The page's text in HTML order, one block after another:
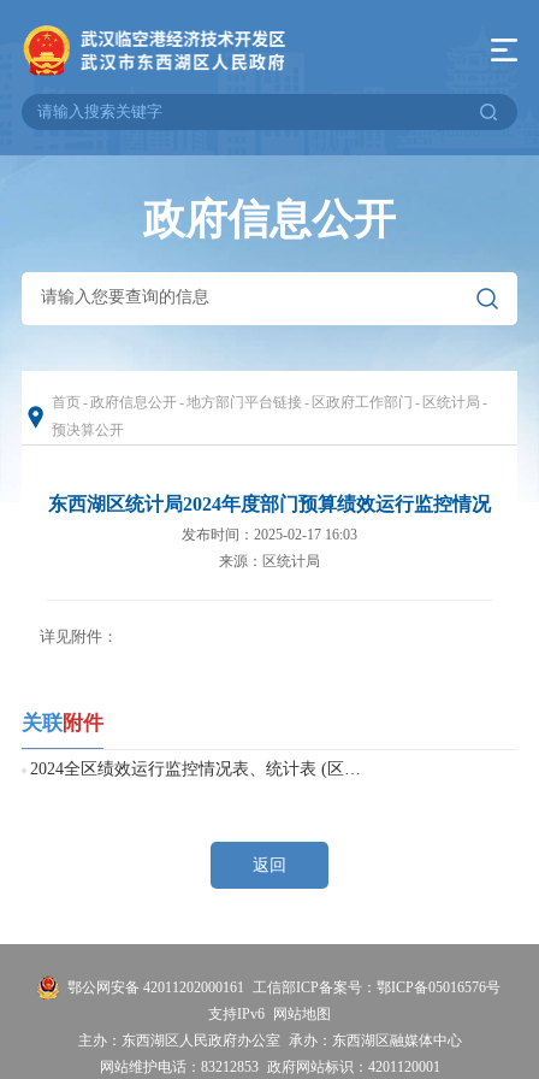
政府信息公开
首页-政府信息公开-地方部门平台链接- 区政府工作部门 - 区统计局 -
预决算公开
东西湖区统计局2024年度部门预算绩效运行监控情况
发布时间：2025-02-17 16:03
来源：区统计局
详见附件：
关联附件
2024全区绩效运行监控情况表、统计表 (区统计局).xlsx
返回
鄂公网安备 42011202000161
工信部ICP备案号：鄂ICP备05016576号
支持IPv6 网站地图
主办：东西湖区人民政府办公室
承办：东西湖区融媒体中心
网站维护电话：83212853 政府网站标识：4201120001